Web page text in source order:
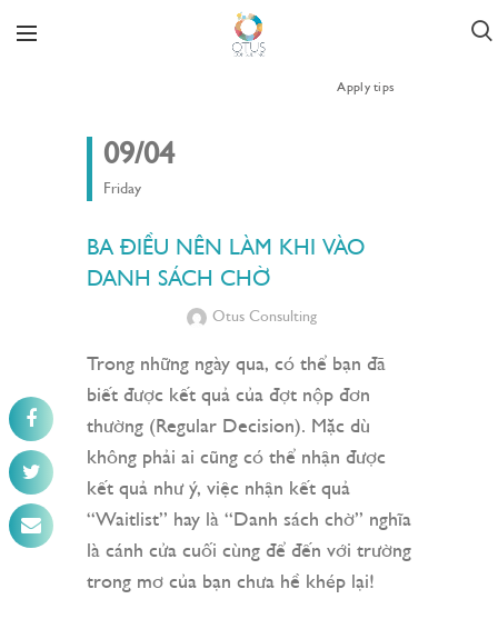
Apply tips
09/04
Friday
BA ĐIỀU NÊN LÀM KHI VÀO
DANH SÁCH CHỜ
Otus Consulting
Trong những ngày qua, có thể bạn đã
biết được kết quả của đợt nộp đơn
thường (Regular Decision). Mặc dù
không phải ai cũng có thể nhận được
kết quả như ý, việc nhận kết quả
“Waitlist” hay là “Danh sách chờ” nghĩa
là cánh cửa cuối cùng để đến với trường
trong mơ của bạn chưa hề khép lại!